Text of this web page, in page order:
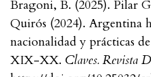
Bragoni, B. (2025). Pilar
Quirós (2024). Argentina
nacionalidad y prácticas
XIX-XX. Claves. Revista